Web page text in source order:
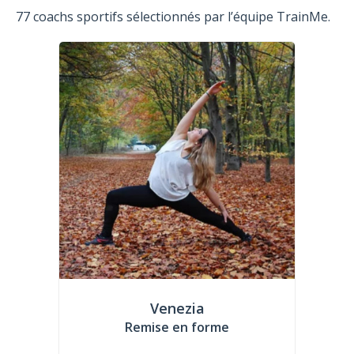
77 coachs sportifs sélectionnés par l’équipe TrainMe.
Venezia
Remise en forme